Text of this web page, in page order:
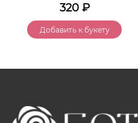
320₽
Добавить к букету